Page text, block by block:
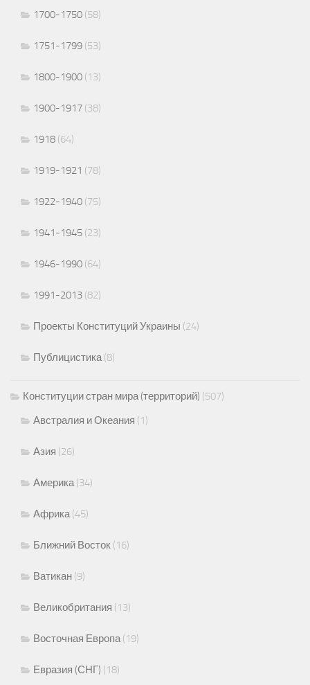
1700-1750 (58)
1751-1799 (53)
1800-1900 (13)
1900-1917 (38)
1918 (64)
1919-1921 (78)
1922-1940 (75)
1941-1945 (23)
1946-1990 (64)
1991-2013 (82)
Проекты Конституций Украины (24)
Публицистика(8)
Конституции стран мира (территорий) (507)
Австралия и Океания (1)
Азия (26)
Америка(34)
Африка(45)
Ближний Восток (16)
Ватикан (9)
Великобритания (13)
Восточная Европа(19)
Евразия (СНГ) (18)